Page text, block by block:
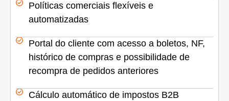
Políticas comerciais flexíveis e
automatizadas
Portal do cliente com acesso a boletos, NF,
histórico de compras e possibilidade de
recompra de pedidos anteriores
Cálculo automático de impostos B2B